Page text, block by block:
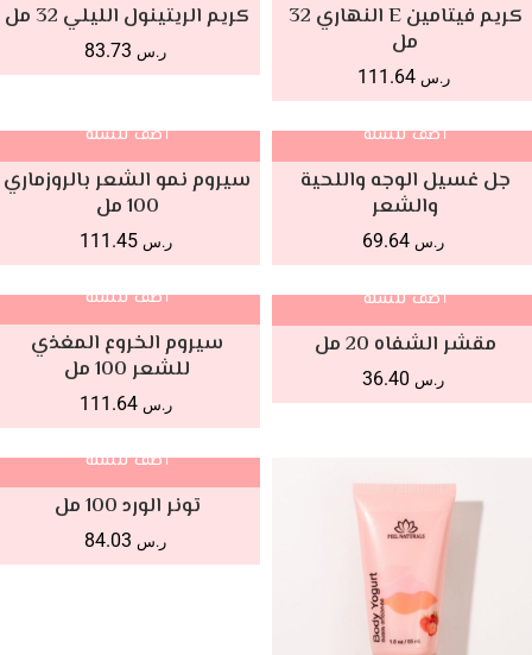
كريم فيتامين E النهاري 32
مل
ر.س 111.64
كريم الريتينول الليلي 32 مل
ر.س
أضف للسلة
جل غسيل الوجه واللحية
والشعر
ر.س
أضف للسلة
سيروم نمو الشعر بالروزماري
100 مل
ر.س 111.45
أضف للسلة
مقشر الشفاه 20 مل
ر.س
أضف للسلة
سيروم الخروع المغذي
للشعر 100 مل
ر.س 111.64
أضف للسلة
تونر الورد 100 مل
ر.س